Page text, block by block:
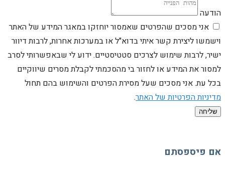
הודעה
אני מסכים שהפרטים שאמסור יוחזקו במאגר המידע של האתר
וישמשו ליצירת קשר איתי בדוא"ל או במערכות אחרות, לרבות דיוור
ישיר, לרבות שימוש לצרכים סטטיסטיים. ידוע לי שבאפשרותי לסרב
למסור את המידע או לחזור בי מהסכמתי לקבלת מסרים שיווקיים
בכל עת. אני מסכים שעל מסירת הפרטים והשימוש בהם תחול
מדיניות הפרטיות של האתר.
שליחה
אם פיספסתם